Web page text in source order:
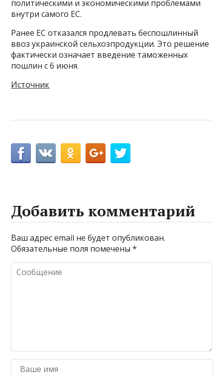
политическими и экономическими проблемами
внутри самого ЕС.
Ранее ЕС отказался продлевать беспошлинный
ввоз украинской сельхозпродукции. Это решение
фактически означает введение таможенных
пошлин с 6 июня.
Источник
Добавить комментарий
Ваш адрес email не будет опубликован.
Обязательные поля помечены*